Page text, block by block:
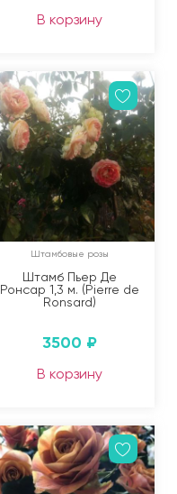
В корзину
Штамбовые розы
Штамб Пьер Де
Ронсар 1,3 м. (Pierre de
Ronsard)
3500 ₽
В корзину